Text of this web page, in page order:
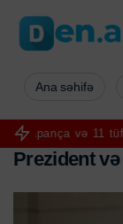
tüfəng ələ keçirildi
Ana səhifə
Prezident və